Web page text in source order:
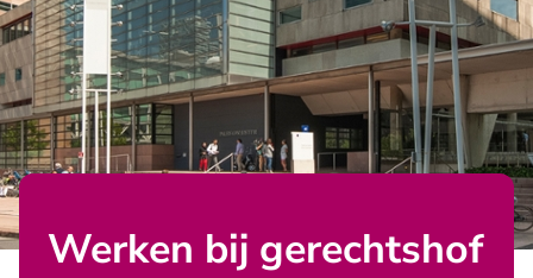
Werken bij gerechtshof